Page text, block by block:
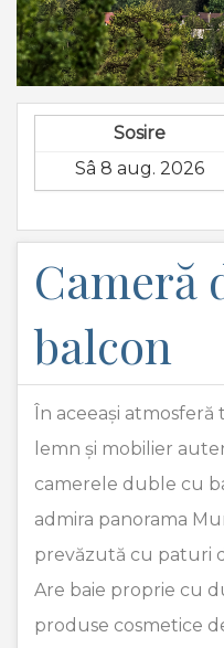
Sosire
Cameră
balcon
În aceeași
lemn și mobilier
camerele duble cu
admira panorama
prevăzută cu paturi
Are baie proprie cu
produse cosmetice